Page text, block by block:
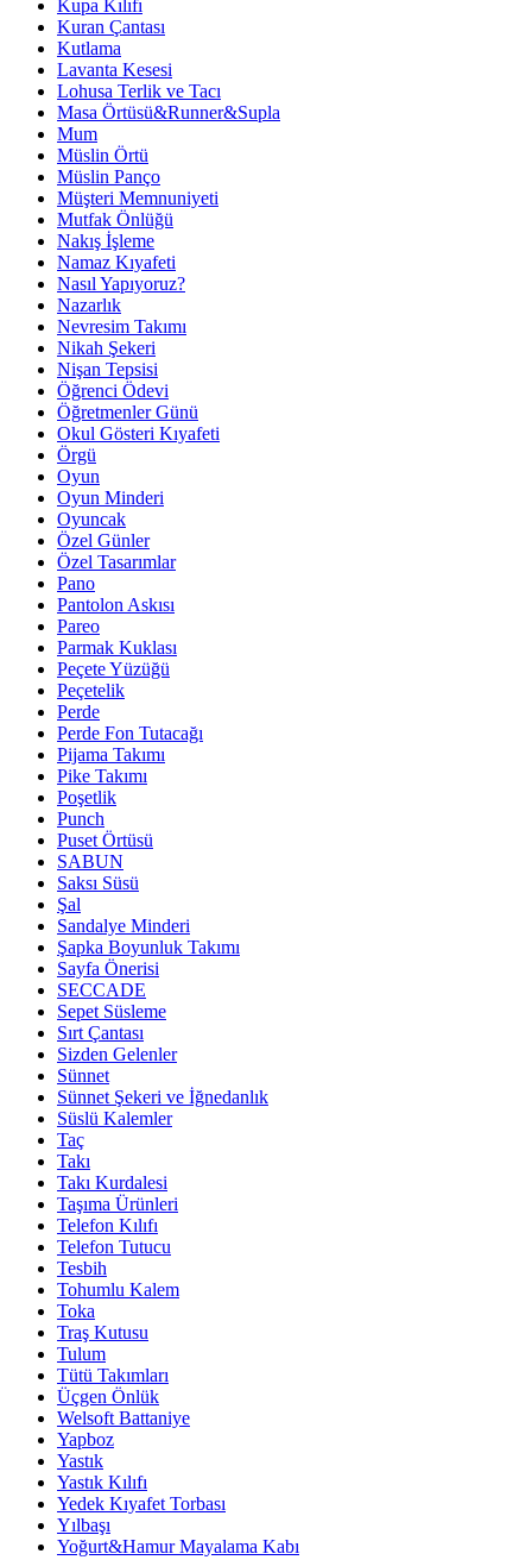
Kupa Kılıfı
Kuran Çantası
Kutlama
Lavanta Kesesi
Lohusa Terlik ve Tacı
Masa Örtüsü&Runner&Supla
Mum
Müslin Örtü
Müslin Panço
Müşteri Memnuniyeti
Mutfak Önlüğü
Nakış İşleme
Namaz Kıyafeti
Nasıl Yapıyoruz?
Nazarlık
Nevresim Takımı
Nikah Şekeri
Nişan Tepsisi
Öğrenci Ödevi
Öğretmenler Günü
Okul Gösteri Kıyafeti
Örgü
Oyun
Oyun Minderi
Oyuncak
Özel Günler
Özel Tasarımlar
Pano
Pantolon Askısı
Pareo
Parmak Kuklası
Peçete Yüzüğü
Peçetelik
Perde
Perde Fon Tutacağı
Pijama Takımı
Pike Takımı
Poşetlik
Punch
Puset Örtüsü
SABUN
Saksı Süsü
Şal
Sandalye Minderi
Şapka Boyunluk Takımı
Sayfa Önerisi
SECCADE
Sepet Süsleme
Sırt Çantası
Sizden Gelenler
Sünnet
Sünnet Şekeri ve İğnedanlık
Süslü Kalemler
Taç
Takı
Takı Kurdalesi
Taşıma Ürünleri
Telefon Kılıfı
Telefon Tutucu
Tesbih
Tohumlu Kalem
Toka
Traş Kutusu
Tulum
Tütü Takımları
Üçgen Önlük
Welsoft Battaniye
Yapboz
Yastık
Yastık Kılıfı
Yedek Kıyafet Torbası
Yılbaşı
Yoğurt&Hamur Mayalama Kabı